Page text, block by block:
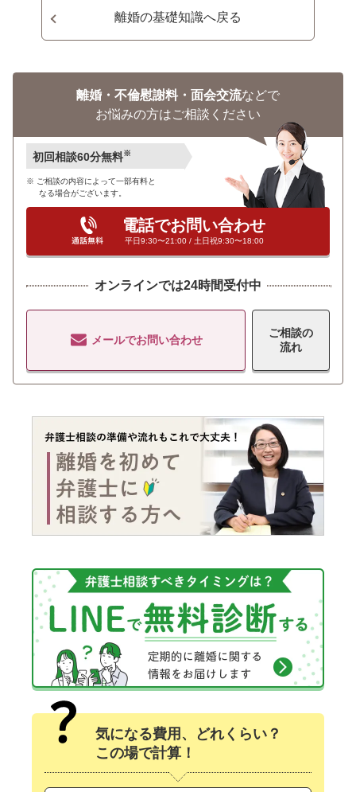
離婚の基礎知識へ戻る
離婚・不倫慰謝料・面会交流などで
お悩みの方はご相談ください
初回相談60分無料※
ご相談の内容によって一部有料と
なる場合がございます。
電話でお問い合わせ
平日9:30〜21:00 / 土日祝9:30〜18:00
オンラインでは24時間受付中
メールでお問い合わせ
ご相談の
流れ
気になる費用、どれくらい？
この場で計算！